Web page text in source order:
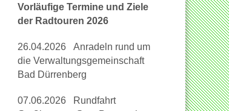
Vorläufige Termine und Ziele
der Radtouren 2026
26.04.2026 Anradeln rund um
die Verwaltungsgemeinschaft
Bad Dürrenberg
07.06.2026 Rundfahrt